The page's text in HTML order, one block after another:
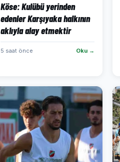
Köse: Kulübü yerinden
edenler Karşıyaka halkının
aklıyla alay etmektir
5 saat önce Oku →